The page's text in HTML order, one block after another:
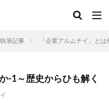
執筆記事 「企業アルムナイ」と
-1～歴史からひも解く